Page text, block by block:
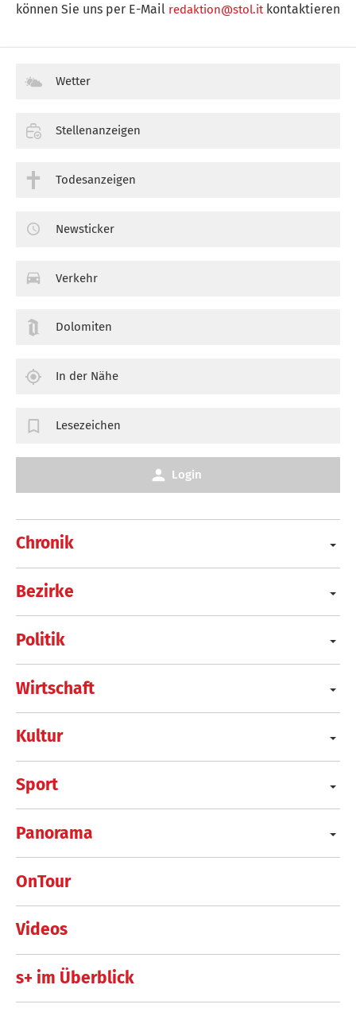
können Sie uns per E-Mail redaktion@stol.itkontaktieren
Chronik
Bezirke
Politik
Wirtschaft
Kultur
Sport
Panorama
OnTour
Videos
s+ im Überblick
Wetter
Stellenanzeigen
Todesanzeigen
Newsticker
Verkehr
Dolomiten
In der Nähe
Lesezeichen
Login